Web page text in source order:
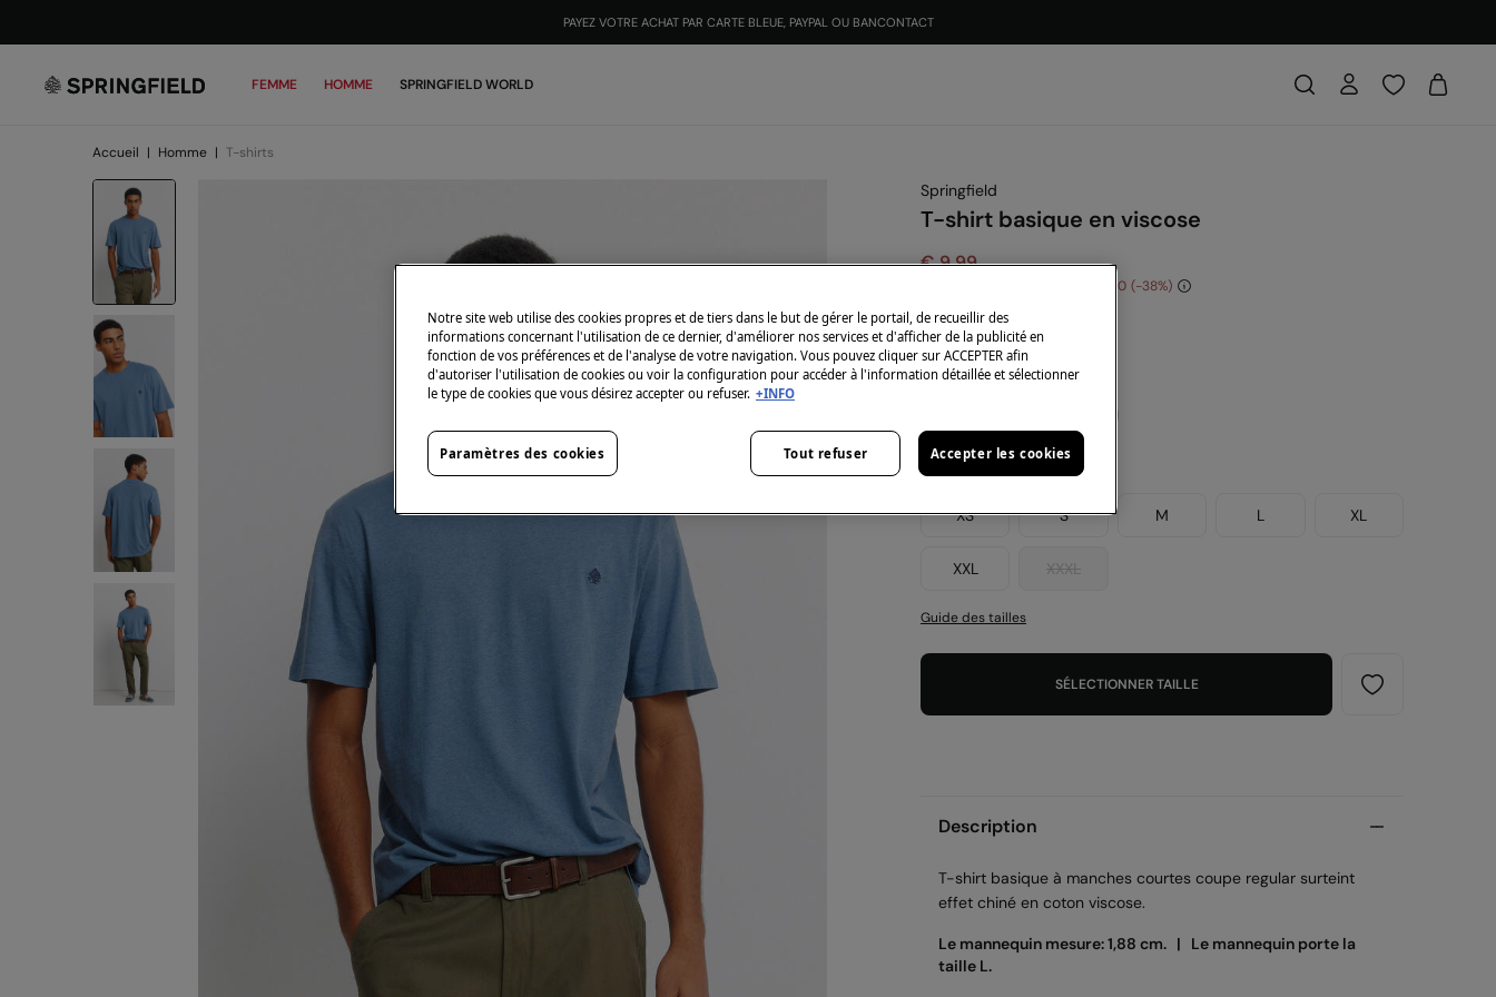
PAYEZ VOTRE ACHAT PAR CARTE BLEUE, PAYPAL OU BANCONTACT
FEMME HOMME SPRINGFIELD WORLD
Accueil | Homme | T-shirts
Springfield
T-shirt basique en viscose
€ 9,99
€ 6,00 38
-10% | CODE: 10EXTRA
Coloris:bleu
Taille:
XS S M L XL
XXL XXXL
Guide des tailles
SÉLECTIONNER TAILLE
Description
T-shirt basique à manches courtes coupe regular surteint
effet chiné en coton viscose.
Le mannequin mesure: 1,88 cm. | Le mannequin porte la
taille L.
Notre site web utilise des cookies propres et de tiers dans le but de gérer le portail, de recueillir des
informations concernant l'utilisation de ce dernier, d'améliorer nos services et d'afficher de la publicité en
fonction de vos préférences et de l'analyse de votre navigation. Vous pouvez cliquer sur ACCEPTER afin
d'autoriser l'utilisation de cookies ou voir la configuration pour accéder à l'information détaillée et sélectionner
le type de cookies que vous désirez accepter ou refuser. +INFO
Tout refuser Accepter les cookies
Paramètres des cookies